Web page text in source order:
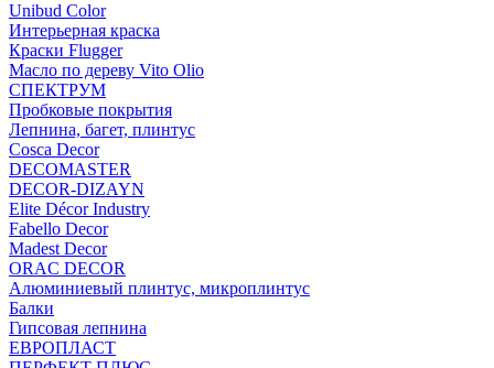
Unibud Color
Интерьерная краска
Краски Flugger
Масло по дереву Vito Olio
СПЕКТРУМ
Пробковые покрытия
Лепнина, багет, плинтус
Cosca Decor
DECOMASTER
DECOR-DIZAYN
Elite Décor Industry
Fabello Decor
Madest Decor
ORAC DECOR
Алюминиевый плинтус, микроплинтус
Балки
Гипсовая лепнина
ЕВРОПЛАСТ